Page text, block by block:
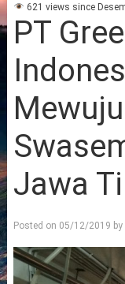
621 views since
PT
Jawa
Posted on 05/12/2019 by